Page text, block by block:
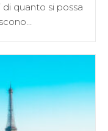
quanto si possa